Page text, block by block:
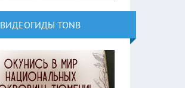
ВИДЕОГИДЫ TONB